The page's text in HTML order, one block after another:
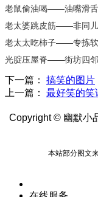
老鼠偷油喝——油嘴滑舌
老太婆跳皮筋——非同
老太太吃柿子——专拣
光腚压屋脊——街坊四
下一篇：
搞笑的图片
上一篇：
最好笑的笑
Copyright © 幽默小
本站部分图文